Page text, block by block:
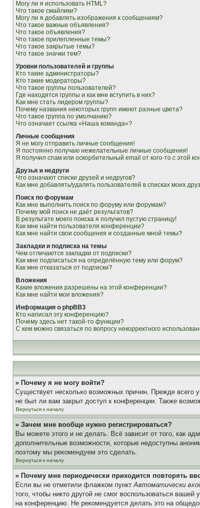
Могу ли я использовать HTML?
Что такое смайлики?
Могу ли я добавлять изображения к сообщениям?
Что такое важные объявления?
Что такое объявления?
Что такое прилепленные темы?
Что такое закрытые темы?
Что такое значки тем?
Уровни пользователей и группы
Кто такие администраторы?
Кто такие модераторы?
Что такое группы пользователей?
Где находятся группы и как мне вступить в них?
Как мне стать лидером группы?
Почему названия некоторых групп имеют разные цвета?
Что такое группа по умолчанию?
Что означает ссылка «Наша команда»?
Личные сообщения
Я не могу отправить личные сообщения!
Я постоянно получаю нежелательные личные сообщения!
Я получил спам или оскорбительный email от кого-то с этой
Друзья и недруги
Что означают списки друзей и недругов?
Как мне добавлять/удалять пользователей в списках моих
Поиск по форумам
Как мне выполнить поиск по форуму или форумам?
Почему мой поиск не даёт результатов?
В результате моего поиска я получил пустую страницу!
Как мне найти пользователя конференции?
Как мне найти свои сообщения и созданные мной темы?
Закладки и подписка на темы
Чем отличаются закладки от подписки?
Как мне подписаться на определённую тему или форум?
Как мне отказаться от подписки?
Вложения
Какие вложения разрешены на этой конференции?
Как мне найти мои вложения?
Информация о phpBB3
Кто написал эту конференцию?
Почему здесь нет такой-то функции?
С кем можно связаться по вопросу некорректного
» Почему я не могу войти?
Существует несколько возможных причин. Прежде всего
не был ли вам закрыт доступ к конференции. Также
Вернуться к началу
» Зачем мне вообще нужно регистрироваться?
Вы можете этого и не делать. Всё зависит от того, как
дополнительные возможности, которые недоступны
поэтому мы рекомендуем это сделать.
Вернуться к началу
» Почему мне периодически приходится повторять
Если вы не отметили флажком пунктАвтоматически
того, чтобы никто другой не смог воспользоваться
на конференцию. Не рекомендуется делать это на